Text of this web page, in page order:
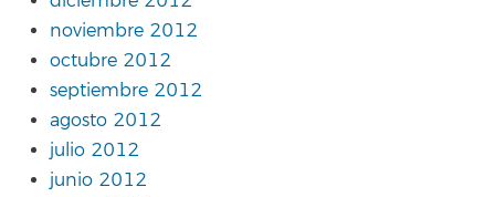
noviembre 2012
octubre 2012
septiembre 2012
agosto 2012
julio 2012
junio 2012